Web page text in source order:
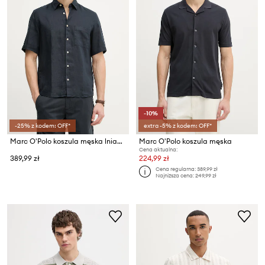
-25% z kodem: OFF*
Marc O'Polo koszula męska lniana
389,99 zł
-10%
extra -5% z kodem: OFF*
Marc O'Polo koszula męska
Cena aktualna:
224,99 zł
Cena regularna:389,99 zł
Najniższa cena:249,99 zł